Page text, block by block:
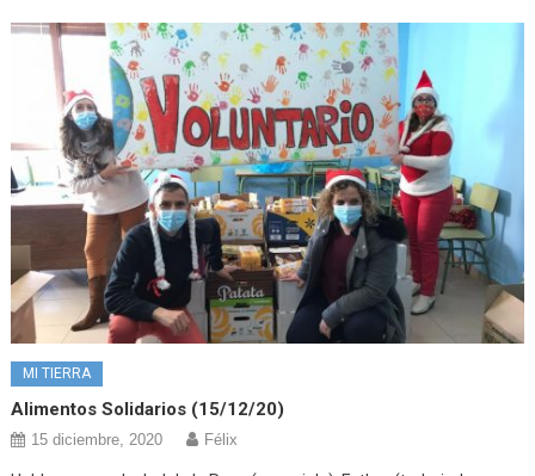
MI TIERRA
Alimentos Solidarios (15/12/20)
15 diciembre, 2020 Félix